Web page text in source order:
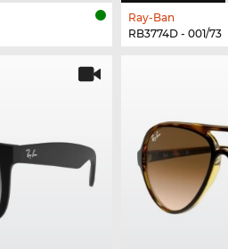
Ray-Ban
RB3774D - 001/73